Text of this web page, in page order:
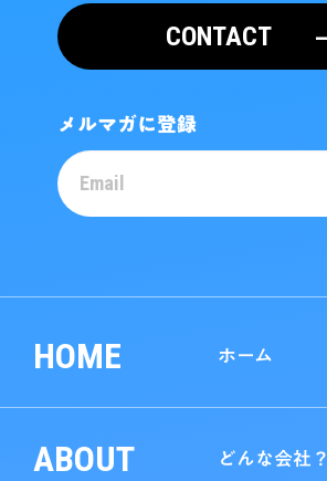
CONTACT
メルマガに登録
HOME ホーム
ABOUT どんな会社？